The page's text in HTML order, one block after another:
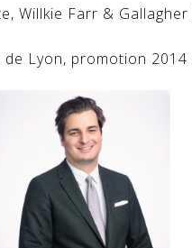
Willkie Farr & Gallagher
de Lyon, promotion 2014